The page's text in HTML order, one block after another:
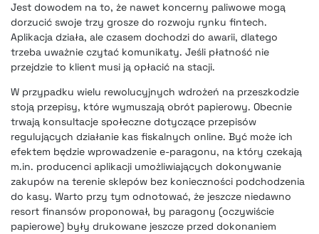
Jest dowodem na to, że nawet koncerny paliwowe mogą
dorzucić swoje trzy grosze do rozwoju rynku fintech.
Aplikacja działa, ale czasem dochodzi do awarii, dlatego
trzeba uważnie czytać komunikaty. Jeśli płatność nie
przejdzie to klient musi ją opłacić na stacji.
W przypadku wielu rewolucyjnych wdrożeń na przeszkodzie
stoją przepisy, które wymuszają obrót papierowy. Obecnie
trwają konsultacje społeczne dotyczące przepisów
regulujących działanie kas fiskalnych online. Być może ich
efektem będzie wprowadzenie e-paragonu, na który czekają
m.in. producenci aplikacji umożliwiających dokonywanie
zakupów na terenie sklepów bez konieczności podchodzenia
do kasy. Warto przy tym odnotować, że jeszcze niedawno
resort finansów proponował, by paragony (oczywiście
papierowe) były drukowane jeszcze przed dokonaniem